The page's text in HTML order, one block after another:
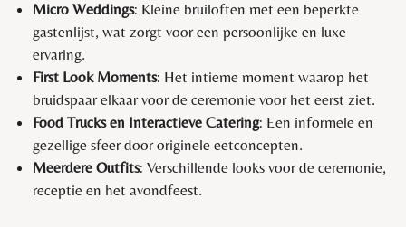
Micro Weddings: Kleine bruiloften met een beperkte
gastenlijst, wat zorgt voor een persoonlijke en luxe
ervaring.
First Look Moments: Het intieme moment waarop het
bruidspaar elkaar voor de ceremonie voor het eerst ziet.
Food Trucks en Interactieve Catering: Een informele en
gezellige sfeer door originele eetconcepten.
Meerdere Outfits: Verschillende looks voor de ceremonie,
receptie en het avondfeest.